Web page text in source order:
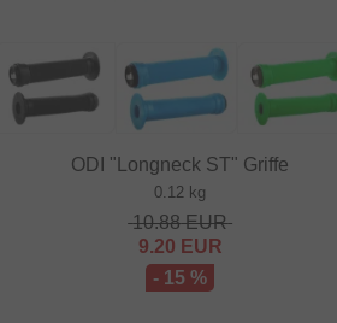
ODI "Longneck ST" Griffe
0.12 kg
10.88EUR
9.20 EUR
- 15 %